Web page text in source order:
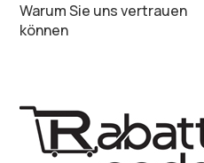
Warum Sie uns vertrauen
können